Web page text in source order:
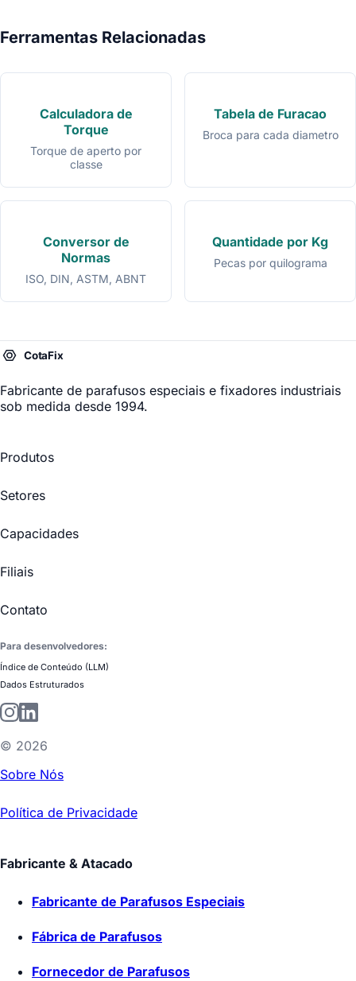
Ferramentas Relacionadas
Calculadora de
Torque
Torque de aperto por
classe
Tabela de Furacao
Broca para cada diametro
Conversor de
Normas
ISO, DIN, ASTM, ABNT
Quantidade por Kg
Pecas por quilograma
Fabricante de parafusos especiais e fixadores industriais
sob medida desde 1994.
Produtos
Setores
Capacidades
Filiais
Contato
Para desenvolvedores:
Índice de Conteúdo (LLM)
Dados Estruturados
© 2026
Sobre Nós
Política de Privacidade
Fabricante & Atacado
Fabricante de Parafusos Especiais
Fábrica de Parafusos
Fornecedor de Parafusos